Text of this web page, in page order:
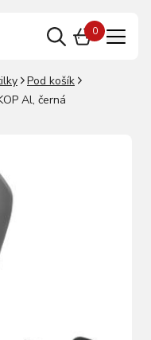
0
Pod košík
Al, černá